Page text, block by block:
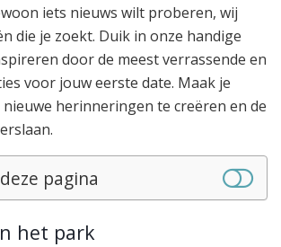
iets nieuws wilt proberen, wij
die je zoekt. Duik in onze handige
door de meest verrassende en
voor jouw eerste date. Maak je
herinneringen te creëren en de
pagina
het park